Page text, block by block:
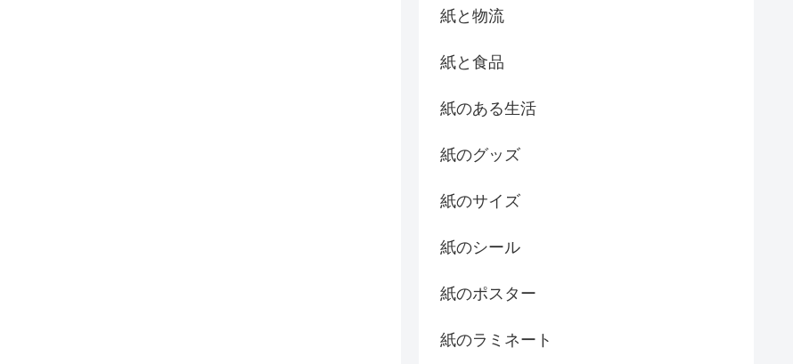
紙と物流
紙と食品
紙のある生活
紙のグッズ
紙のサイズ
紙のシール
紙のポスター
紙のラミネート